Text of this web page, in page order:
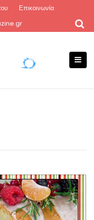
Επικοινωνία